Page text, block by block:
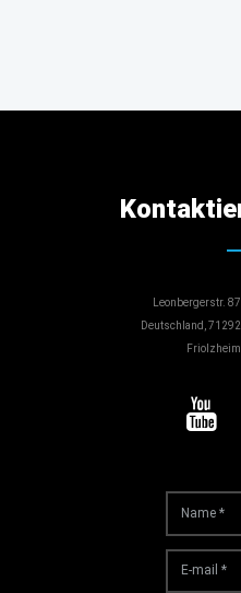
Leonbergerstr. 87
Deutschland, 71292
Friolzheim